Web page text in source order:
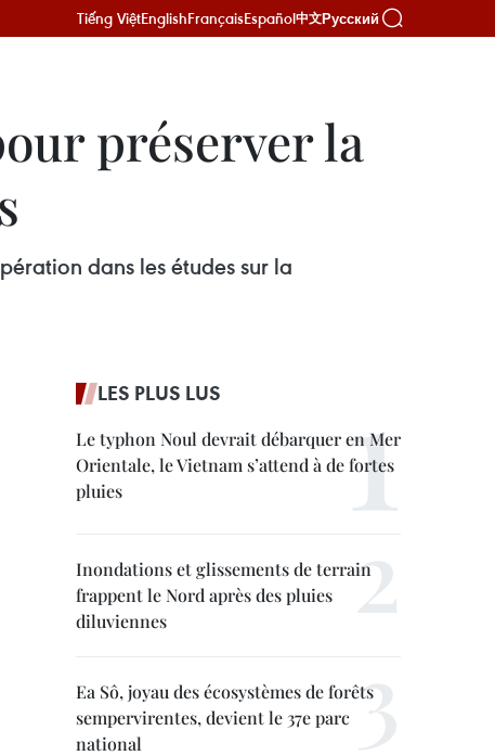
Tiếng ViệtEnglishFrançaisEspañol中文Русский
préserver la
dans les études sur la
LES PLUS LUS
Le typhon Noul devrait débarquer en Mer
Orientale, le Vietnam s’attend à de fortes
pluies
Inondations et glissements de terrain
frappent le Nord après des pluies
diluviennes
Ea Sô, joyau des écosystèmes de forêts
sempervirentes, devient le 37e parc
national